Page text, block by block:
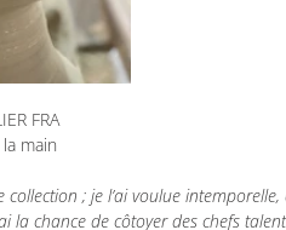
FRA
main
; je l’ai voulue
la chance de côtoyer des chefs